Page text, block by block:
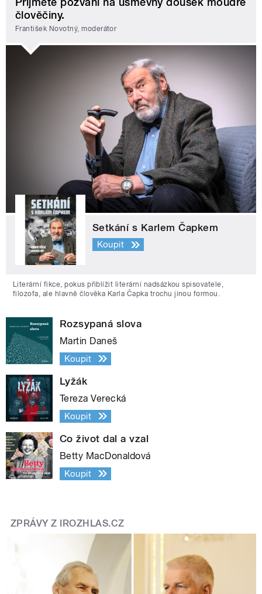
člověčiny.
František Novotný, moderátor
Setkání s Karlem Čapkem
Koupit
Literární fikce, pokus přiblížit literární nadsázkou spisovatele,
filozofa, ale hlavně člověka Karla Čapka trochu jinou formou.
Rozsypaná slova
Martin Daneš
Koupit
Lyžák
Tereza Verecká
Koupit
Co život dal a vzal
Betty MacDonaldová
Koupit
ZPRÁVY Z IROZHLAS.CZ